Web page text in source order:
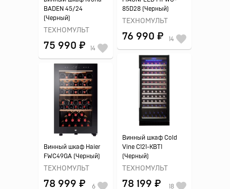
BADEN 45/24
(Черный)
ТЕХНОМУЛЬТ
75 990 ₽ 14
85D28 (Черный)
ТЕХНОМУЛЬТ
76 990 ₽ 14
Винный шкаф Cold
Vine C121-KBT1
(Черный)
ТЕХНОМУЛЬТ
78 199 ₽ 18
Винный шкаф Haier
FWC49GA (Черный)
ТЕХНОМУЛЬТ
78 999 ₽ 6